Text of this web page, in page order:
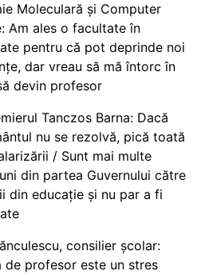
Moleculară și Computer
Am ales o facultate în
pentru că pot deprinde noi
dar vreau să mă întorc în
devin profesor
Tanczos Barna: Dacă
nu se rezolvă, pică toată
/ Sunt mai multe
din partea Guvernului către
din educație și nu par a fi
consilier școlar:
de profesor este un stres